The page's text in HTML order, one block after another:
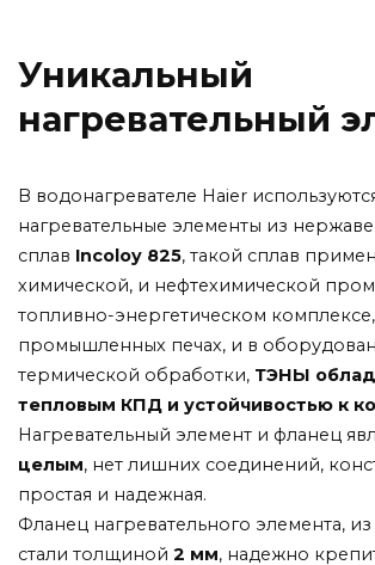
Уникальный
нагревательный
В водонагревателе Haier
нагревательные элементы из
сплав Incoloy 825, такой сплав
химической, и нефтехимической
топливно-энергетическом комплексе,
промышленных печах, и в
термической обработки, ТЭНЫ
тепловым КПД и устойчивостью к
Нагревательный элемент и фланец
целым, нет лишних соединений,
простая и надежная.
Фланец нагревательного элемента, из
стали толщиной 2 мм, надежно